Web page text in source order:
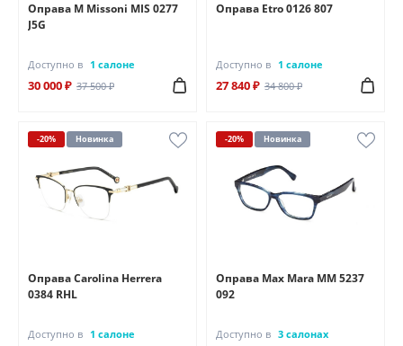
Оправа M Missoni MIS 0277
J5G
Доступно в 1 салоне
30 000 ₽ 37 500 ₽
Оправа Etro 0126 807
Доступно в 1 салоне
27 840 ₽ 34 800 ₽
-20% Новинка
Оправа Carolina Herrera
0384 RHL
Доступно в 1 салоне
-20% Новинка
Оправа Max Mara MM 5237
092
Доступно в 3 салонах